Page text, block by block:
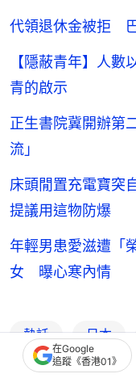
代領退休金被拒
【隱蔽青年】人
青的啟示
正生書院冀開辦第
流」
床頭閒置充電寶
提議用這物防爆
年輕男患愛滋遭「
女 曝心寒內情
熱話 日本
在Google
追蹤《香港01》